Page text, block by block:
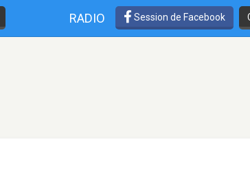
RADIO Session de Facebook